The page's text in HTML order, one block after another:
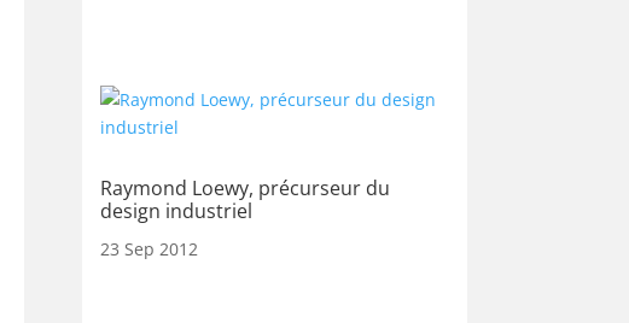
Raymond Loewy, précurseur du
design industriel
23 Sep 2012